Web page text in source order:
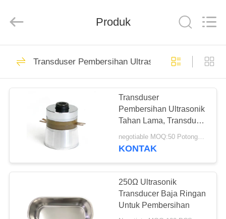
RUMAH
PRODUK
TENTANG
TUR
KONTROL
Ltd..
PZT Ultrasonik
Transduser
Transduser
Ultrasonik Medis
41
Produk
Transduser Pembersihan Ultrasonik
Transduser
Pembersihan Ultrasonik
Tahan Lama, Transduser
Ultrasonik 60W 40 Khz
negotiable MOQ:50 Potongan / potongan
KONTAK
250Ω Ultrasonik
Transducer Baja Ringan
Untuk Pembersihan